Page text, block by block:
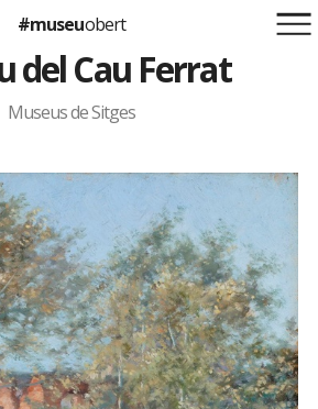
a la iniciativa
#museuobert
del Cau Ferrat
Museus de Sitges